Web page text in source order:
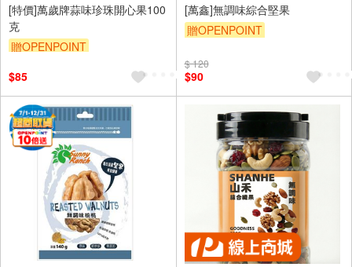
[特價]萬歲牌蒜味珍珠開心果100
克
贈OPENPOINT
$85
[萬鑫]無調味綜合堅果
贈OPENPOINT
$ 120
$90